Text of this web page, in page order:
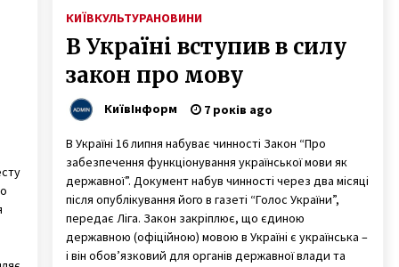
КИЇВКУЛЬТУРАНОВИНИ
В Україні вступив в силу
закон про мову
КиївІнформ 7 років ago
В Україні 16 липня набуває чинності Закон “Про
забезпечення функціонування української мови як
державної”. Документ набув чинності через два місяці
після опублікування його в газеті “Голос України”,
передає Ліга. Закон закріплює, що єдиною
державною (офіційною) мовою в Україні є українська –
і він обов’язковий для органів державної влади та